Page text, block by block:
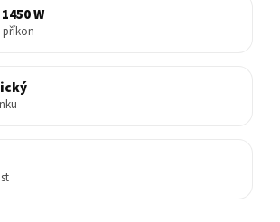
W
příkon